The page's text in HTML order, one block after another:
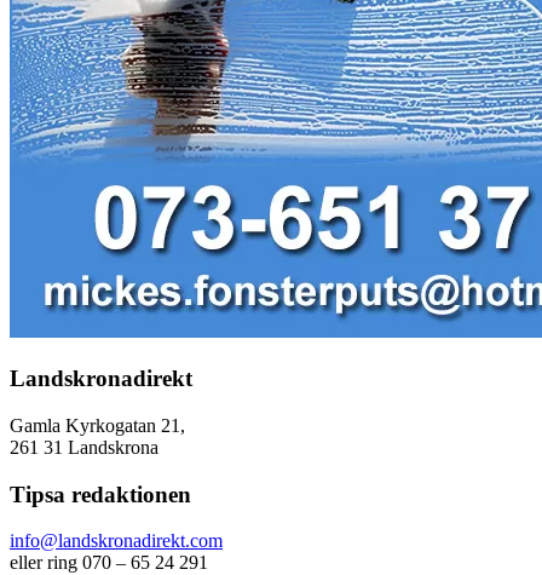
Landskronadirekt
Gamla Kyrkogatan 21,
261 31 Landskrona
Tipsa redaktionen
info@landskronadirekt.com
eller ring 070 – 65 24 291